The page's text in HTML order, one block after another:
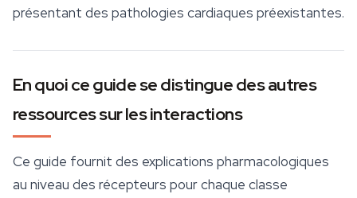
présentant des pathologies cardiaques préexistantes.
En quoi ce guide se distingue des autres
ressources sur les interactions
Ce guide fournit des explications pharmacologiques
au niveau des récepteurs pour chaque classe